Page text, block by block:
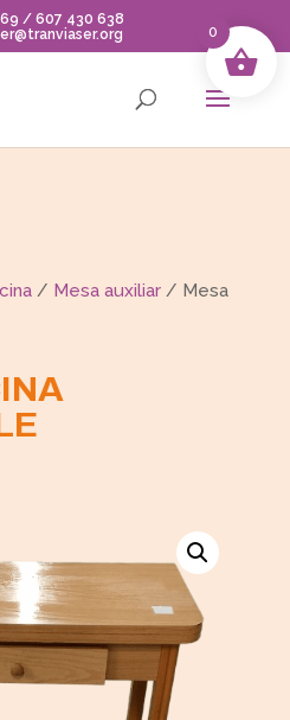
/ 607 430 638
/ Mesa auxiliar/ Mesa
0